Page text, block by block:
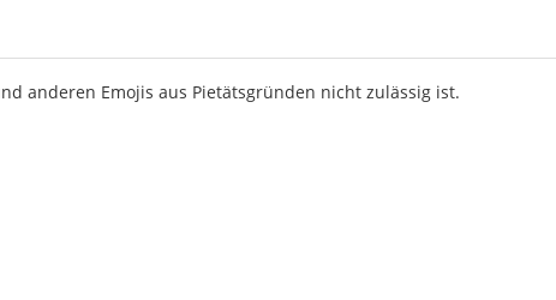
anderen Emojis aus Pietätsgründen nicht zulässig ist.